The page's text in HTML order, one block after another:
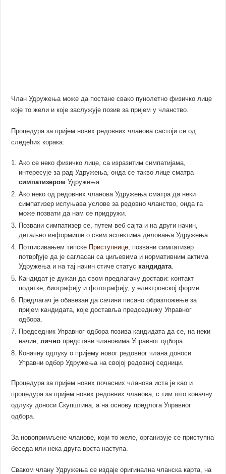
Члан Удружења може да постане свако пунолетно физичко лице
које то жели и које заслужује позив за пријем у чланство.
Процедура за пријем нових редовних чланова састоји се од
следећих корака:
Ако се неко физичко лице, са изразитим симпатијама,
интересује за рад Удружења, онда се такво лице сматра
симпатизеромУдружења.
Ако неко од редовних чланова Удружења сматра да неки
симпатизер испуњава услове за редовно чланство, онда га
може позвати да нам се придружи.
Позвани симпатизер се, путем веб сајта и на други начин,
детаљно информише о свим аспектима деловања Удружења.
Потписивањем типске Приступнице, позвани симпатизер
потврђује да је сагласан са циљевима и нормативним актима
Удружења и на тај начин стиче статус кандидата.
Кандидат је дужан да свом предлагачудостави: контакт
податке, биографију и фотографију, у електронској форми.
Предлагач је обавезан да сачини писано образложење за
пријем кандидата, које доставља председнику Управног
одбора.
Председник Управног одбора позива кандидата да се, на неки
начин,лично представи члановима Управног одбора.
Коначну одлуку о пријему новог редовног члана доноси
Управни одбор Удружења на својој редовној седници.
Процедура за пријем нових почасних чланова иста је као и
процедура за пријем нових редовних чланова, с тим што коначну
одлуку доноси Скупштина, а на основу предлога Управног
одбора.
За новопримљене чланове, који то желе, организује сe приступна
беседа или нека друга врста наступа.
Сваком члану Удружења се издаје оригинална чланска карта, на